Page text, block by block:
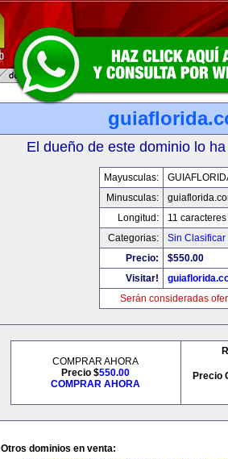
El dueño de este dominio lo
Mayusculas:
Minusculas:
Longitud:
11 caracteres
Categorias:
Sin Clasificar
Precio:
$550.00
Visitar!
Serán consideradas
COMPRAR AHORA
Precio $550.00
COMPRAR AHORA
Precio
Otros dominios en venta: